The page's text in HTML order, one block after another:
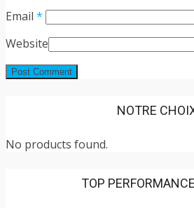
Email *
Website
NOTRE
No products found.
TOP